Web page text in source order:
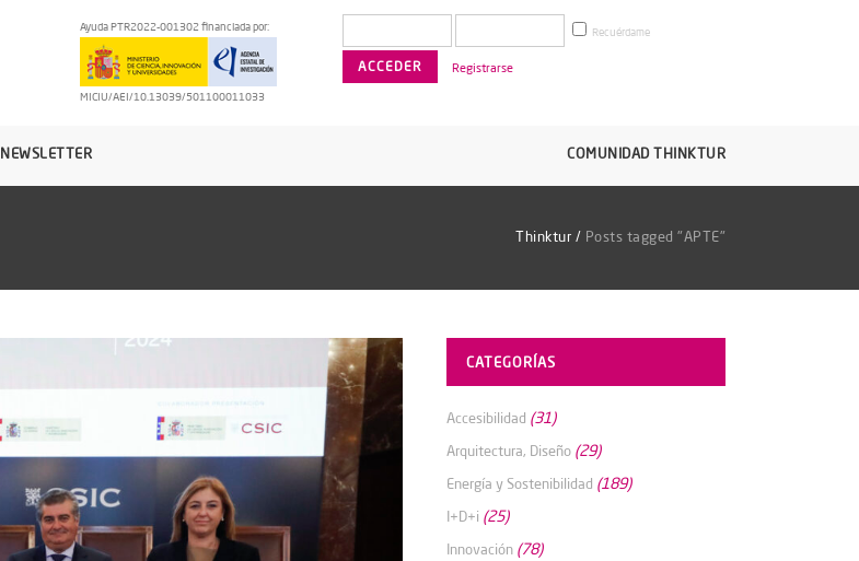
Ayuda PTR2022-001302 financiada por:
MICIU/AEI/10.13039/501100011033
Recuérdame
Registrarse
NEWSLETTER COMUNIDAD THINKTUR
Thinktur / Posts tagged "APTE"
CATEGORÍAS
Accesibilidad (31)
Arquitectura, Diseño (29)
Energía y Sostenibilidad (189)
I+D+i (25)
Innovación (78)